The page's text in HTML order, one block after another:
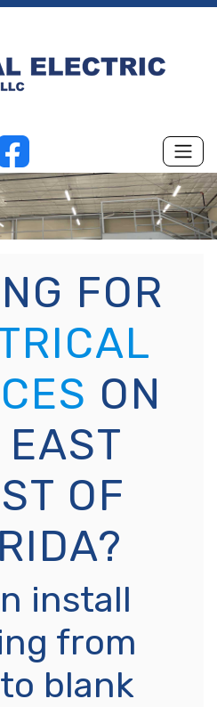
FOR
ON
OF
install
from
blank